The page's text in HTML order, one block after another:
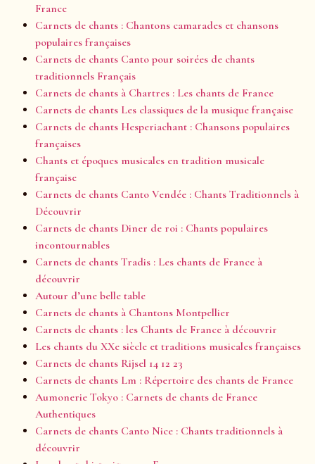
France
Carnets de chants : Chantons camarades et chansons
populaires françaises
Carnets de chants Canto pour soirées de chants
traditionnels Français
Carnets de chants à Chartres : Les chants de France
Carnets de chants Les classiques de la musique française
Carnets de chants Hesperiachant : Chansons populaires
françaises
Chants et époques musicales en tradition musicale
française
Carnets de chants Canto Vendée : Chants Traditionnels à
Découvrir
Carnets de chants Diner de roi : Chants populaires
incontournables
Carnets de chants Tradis : Les chants de France à
découvrir
Autour d’une belle table
Carnets de chants à Chantons Montpellier
Carnets de chants : les Chants de France à découvrir
Les chants du XXe siècle et traditions musicales françaises
Carnets de chants Rijsel 14 12 23
Carnets de chants Lm : Répertoire des chants de France
Aumonerie Tokyo : Carnets de chants de France
Authentiques
Carnets de chants Canto Nice : Chants traditionnels à
découvrir